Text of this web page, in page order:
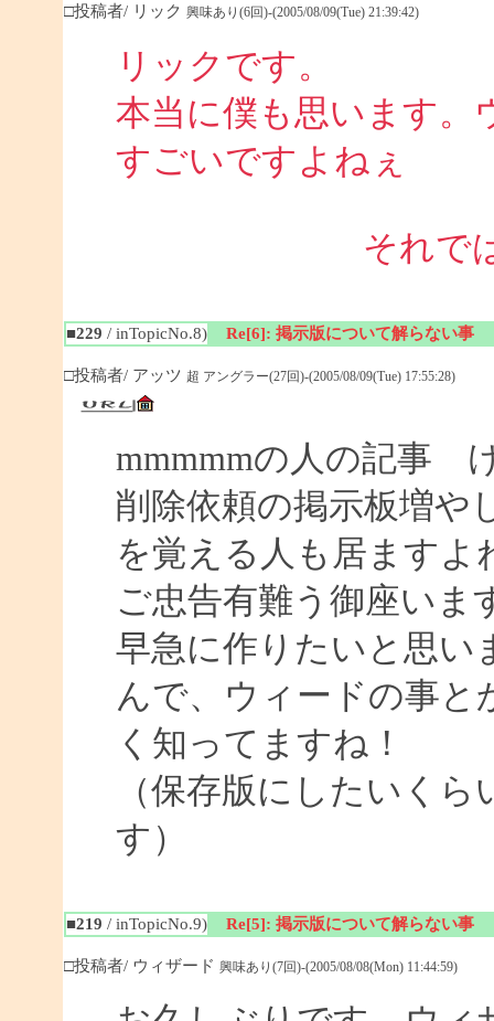
□投稿者/ リック 興味あり(6回)-(2005/08/09(Tue) 21:39:42)
リックです。
本当に僕も思います。
すごいですよねぇ
それで
■229 / inTopicNo.8) Re[6]: 掲示版について解らない事
□投稿者/ アッツ 超 アングラー(27回)-(2005/08/09(Tue) 17:55:28)
mmmmmの人の記事
削除依頼の掲示板増
を覚える人も居ますよ
ご忠告有難う御座いま
早急に作りたいと思い
んで、ウィードの事
く知ってますね！
（保存版にしたいく
す）
■219 / inTopicNo.9) Re[5]: 掲示版について解らない事
□投稿者/ ウィザード 興味あり(7回)-(2005/08/08(Mon) 11:44:59)